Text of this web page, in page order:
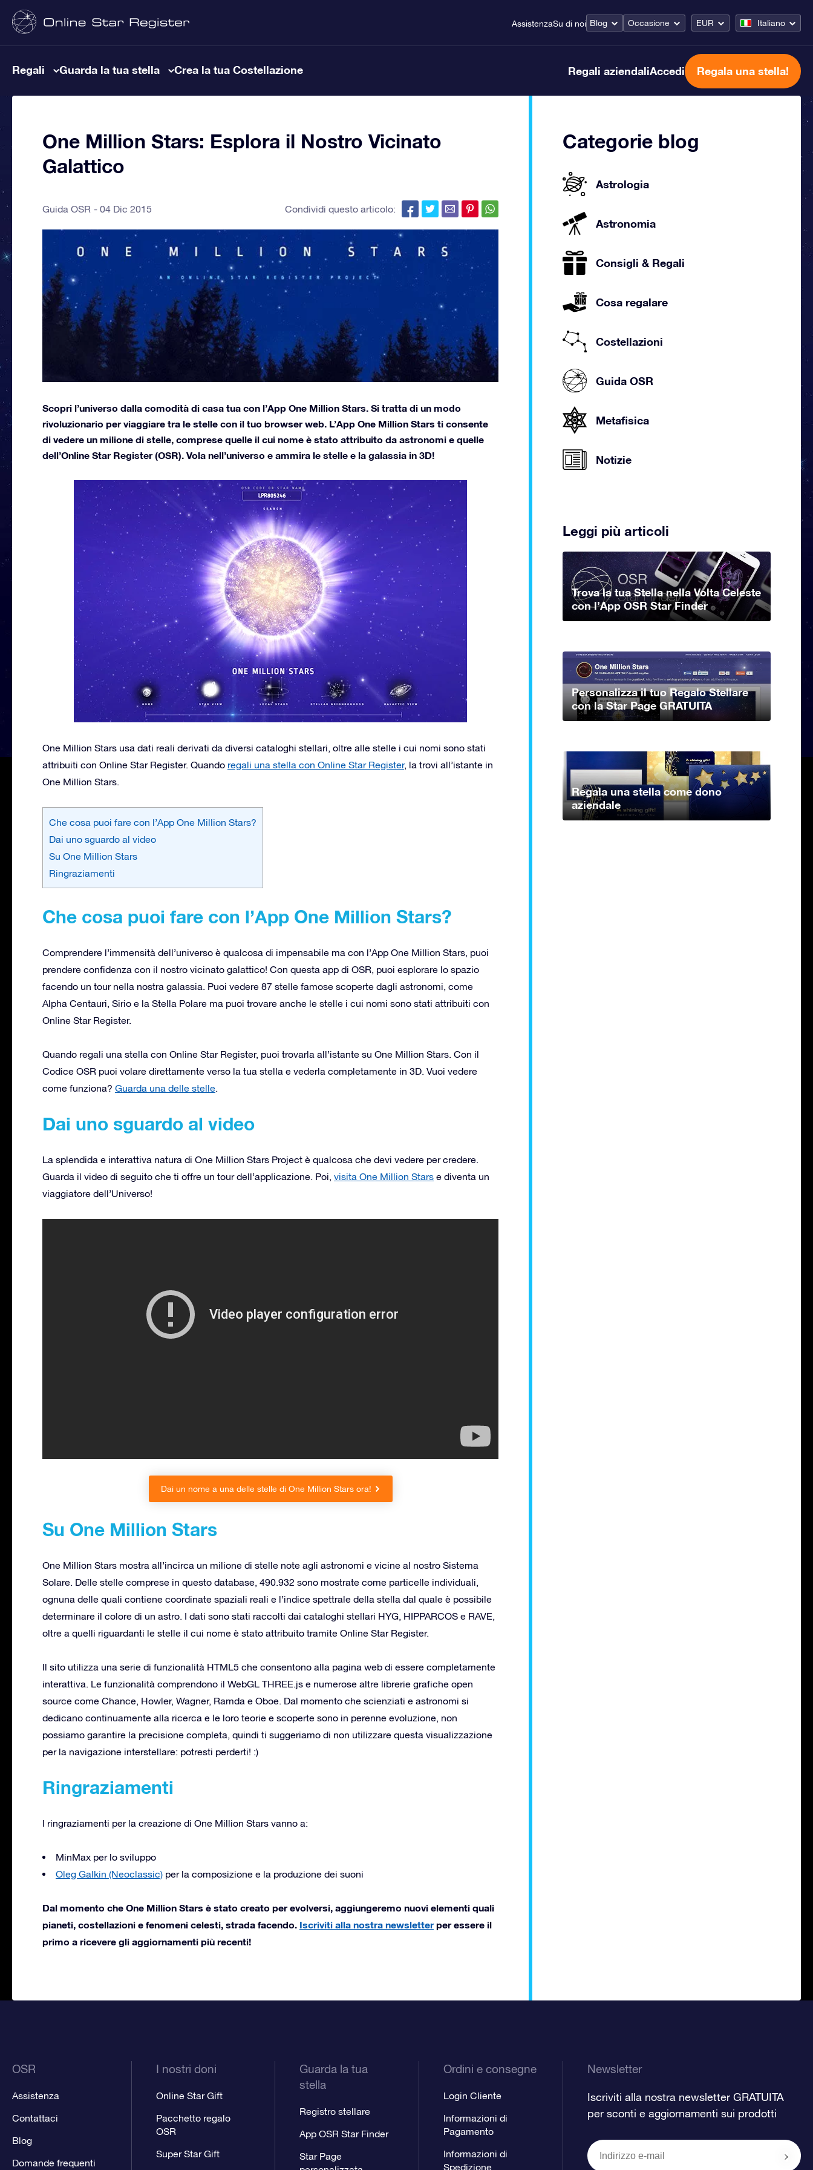
AssistenzaSu di noi Blog Occasione EUR Italiano
Regali Guarda la tua stella Crea la tua Costellazione Regali aziendaliAccedi Regala una stella!
One Million Stars: Esplora il Nostro Vicinato
Galattico
Guida OSR 04 Dic 2015 Condividi questo articolo:
Scopri l’universo dalla comodità di casa tua con l’App One Million Stars. Si tratta di un modo
rivoluzionario per viaggiare tra le stelle con il tuo browser web. L’App One Million Stars ti consente
di vedere un milione di stelle, comprese quelle il cui nome è stato attribuito da astronomi e quelle
dell’Online Star Register (OSR). Vola nell’universo e ammira le stelle e la galassia in 3D!
One Million Stars usa dati reali derivati da diversi cataloghi stellari, oltre alle stelle i cui nomi sono stati
attribuiti con Online Star Register. Quando regali una stella con Online Star Register, la trovi all’istante in
One Million Stars.
Che cosa puoi fare con l’App One Million Stars?
Dai uno sguardo al video
Su One Million Stars
Ringraziamenti
Che cosa puoi fare con l’App One Million Stars?
Comprendere l’immensità dell’universo è qualcosa di impensabile ma con l’App One Million Stars, puoi
prendere confidenza con il nostro vicinato galattico! Con questa app di OSR, puoi esplorare lo spazio
facendo un tour nella nostra galassia. Puoi vedere 87 stelle famose scoperte dagli astronomi, come
Alpha Centauri, Sirio e la Stella Polare ma puoi trovare anche le stelle i cui nomi sono stati attribuiti con
Online Star Register.
Quando regali una stella con Online Star Register, puoi trovarla all’istante su One Million Stars. Con il
Codice OSR puoi volare direttamente verso la tua stella e vederla completamente in 3D. Vuoi vedere
come funziona? Guarda una delle stelle.
Dai uno sguardo al video
La splendida e interattiva natura di One Million Stars Project è qualcosa che devi vedere per credere.
Guarda il video di seguito che ti offre un tour dell’applicazione. Poi, visita One Million Stars e diventa un
viaggiatore dell’Universo!
Dai un nome a una delle stelle di One Million Stars ora!
Su One Million Stars
One Million Stars mostra all’incirca un milione di stelle note agli astronomi e vicine al nostro Sistema
Solare. Delle stelle comprese in questo database, 490.932 sono mostrate come particelle individuali,
ognuna delle quali contiene coordinate spaziali reali e l’indice spettrale della stella dal quale è possibile
determinare il colore di un astro. I dati sono stati raccolti dai cataloghi stellari HYG, HIPPARCOS e RAVE,
oltre a quelli riguardanti le stelle il cui nome è stato attribuito tramite Online Star Register.
Il sito utilizza una serie di funzionalità HTML5 che consentono alla pagina web di essere completamente
interattiva. Le funzionalità comprendono il WebGL THREE.js e numerose altre librerie grafiche open
source come Chance, Howler, Wagner, Ramda e Oboe. Dal momento che scienziati e astronomi si
dedicano continuamente alla ricerca e le loro teorie e scoperte sono in perenne evoluzione, non
possiamo garantire la precisione completa, quindi ti suggeriamo di non utilizzare questa visualizzazione
per la navigazione interstellare: potresti perderti! :)
Ringraziamenti
I ringraziamenti per la creazione di One Million Stars vanno a:
MinMax per lo sviluppo
Oleg Galkin (Neoclassic) per la composizione e la produzione dei suoni
Dal momento che One Million Stars è stato creato per evolversi, aggiungeremo nuovi elementi quali
pianeti, costellazioni e fenomeni celesti, strada facendo. Iscriviti alla nostra newsletterper essere il
primo a ricevere gli aggiornamenti più recenti!
Categorie blog
Astrologia
Astronomia
Consigli & Regali
Cosa regalare
Costellazioni
Guida OSR
Metafisica
Notizie
Leggi più articoli
Trova la tua Stella nella Volta Celeste
con l’App OSR Star Finder
Personalizza il tuo Regalo Stellare
con la Star Page GRATUITA
Regala una stella come dono
aziendale
OSR
Assistenza
Contattaci
Blog
Domande frequenti
I nostri doni
Online Star Gift
Pacchetto regalo
OSR
Super Star Gift
Guarda la tua
stella
Registro stellare
App OSR Star Finder
Star Page
Ordini e consegne
Login Cliente
Informazioni di
Pagamento
Informazioni di
Spedizione
Newsletter
Iscriviti alla nostra newsletter GRATUITA
per sconti e aggiornamenti sui prodotti